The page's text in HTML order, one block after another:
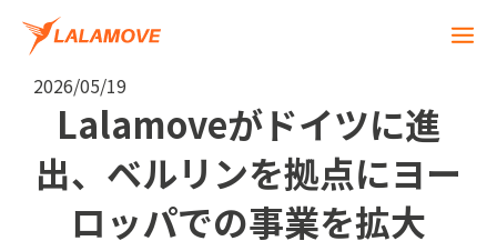
2026/05/19
Lalamoveがドイツに進
出、ベルリンを拠点にヨー
ロッパでの事業を拡大